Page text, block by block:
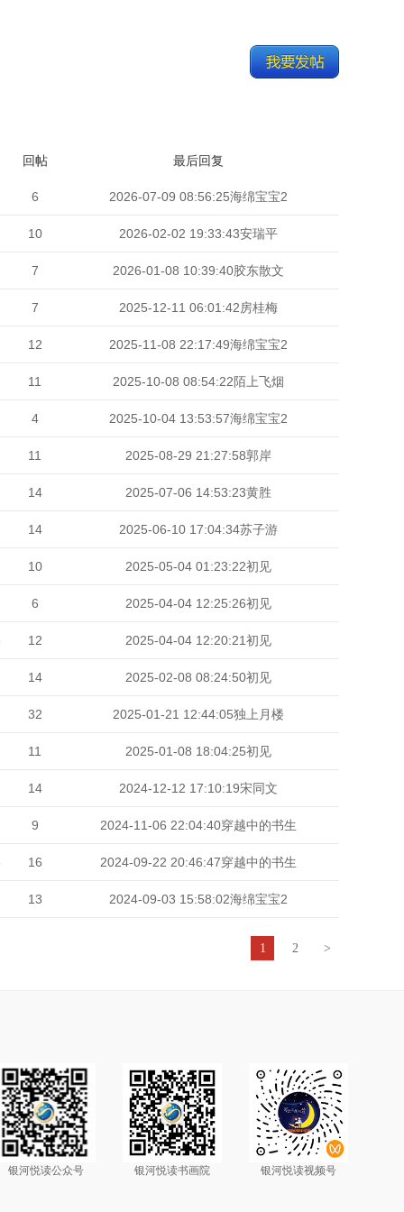
回帖 最后回复
6 2026-07-09 08:56:25海绵宝宝2
10 2026-02-02 19:33:43安瑞平
7 2026-01-08 10:39:40胶东散文
7 2025-12-11 06:01:42房桂梅
12 2025-11-08 22:17:49海绵宝宝2
11 2025-10-08 08:54:22陌上飞烟
4 2025-10-04 13:53:57海绵宝宝2
11 2025-08-29 21:27:58郭岸
14 2025-07-06 14:53:23黄胜
14 2025-06-10 17:04:34苏子游
10 2025-05-04 01:23:22初见
6 2025-04-04 12:25:26初见
12 2025-04-04 12:20:21初见
14 2025-02-08 08:24:50初见
32 2025-01-21 12:44:05独上月楼
11 2025-01-08 18:04:25初见
14 2024-12-12 17:10:19宋同文
9 2024-11-06 22:04:40穿越中的书生
16 2024-09-22 20:46:47穿越中的书生
13 2024-09-03 15:58:02海绵宝宝2
1 2 >
银河悦读公众号 银河悦读书画院 银河悦读视频号